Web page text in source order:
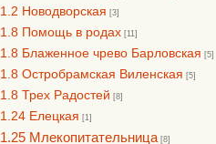
1.2 Новодворская [3]
1.8 Помощь в родах [11]
1.8 Блаженное чрево Барловская [5]
1.8 Остробрамская Виленская [5]
1.8 Трех Радостей [8]
1.24 Елецкая [1]
1.25 Млекопитательница [8]